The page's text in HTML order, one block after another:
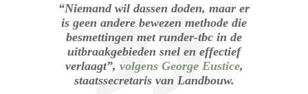
“Niemand wil dassen doden, maar er
is geen andere bewezen methode die
besmettingen met runder-tbc in de
uitbraakgebieden snel en effectief
verlaagt”, volgens George Eustice,
staatssecretaris van Landbouw.